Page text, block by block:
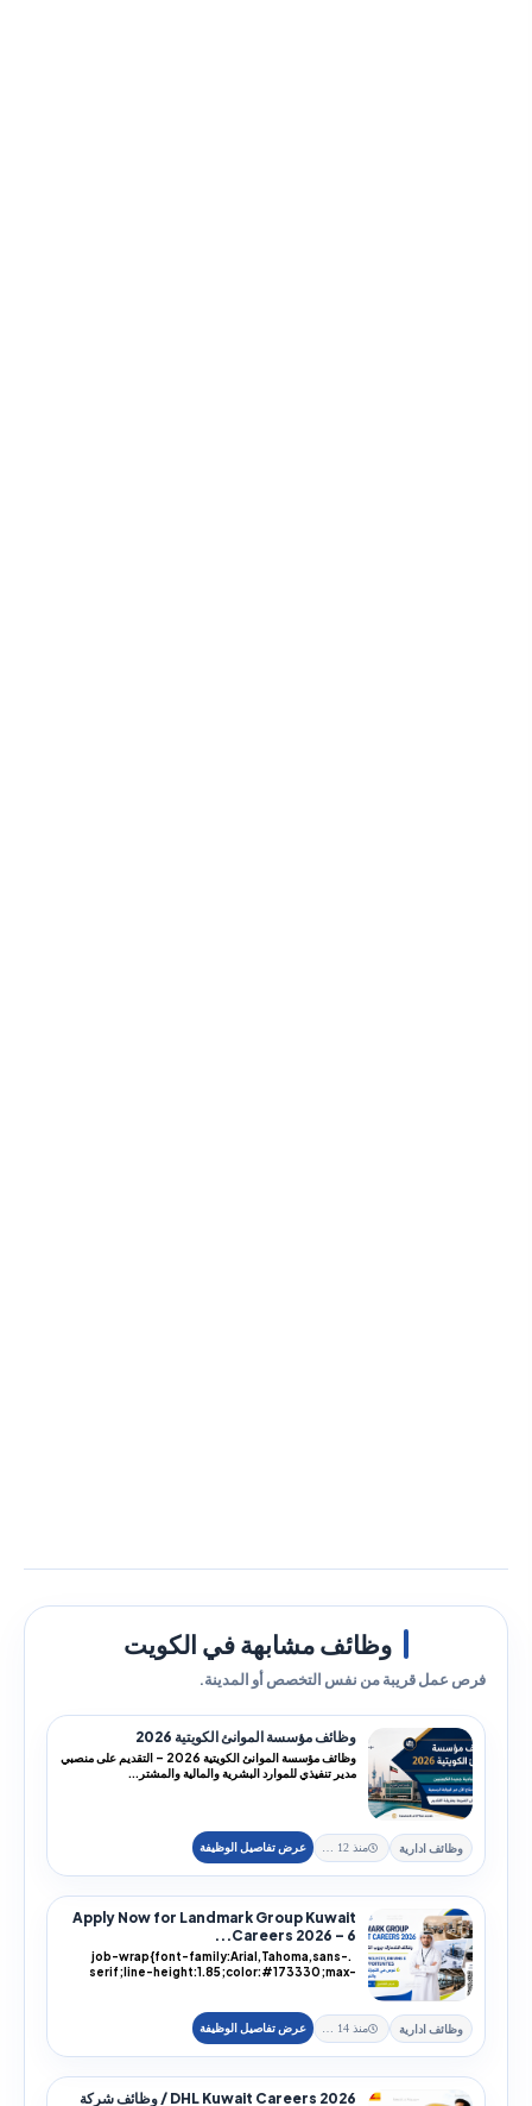
وظائف مشابهة في الكويت
فرص عمل قريبة من نفس التخصص أو المدينة.
وظائف مؤسسة الموانئ الكويتية 2026
وظائف مؤسسة الموانئ الكويتية 2026 – التقديم على منصبي
مدير تنفيذي للموارد البشرية والمالية والمشتر...
وظائف ادارية
Apply Now for Landmark Group Kuwait
Careers 2026 – 6...
.job-wrap{font-family:Arial,Tahoma,sans-
serif;line-height:1.85;color:#173330;max-
وظائف ادارية
DHL Kuwait Careers 2026 / وظائف شركة